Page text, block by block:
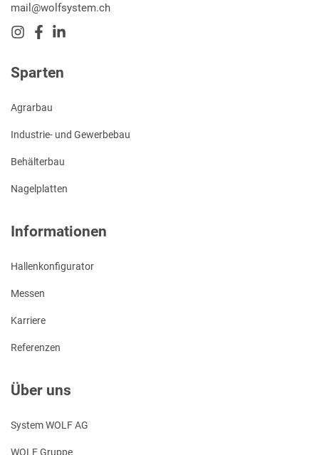
mail@wolfsystem.ch
Sparten
Agrarbau
Industrie- und Gewerbebau
Behälterbau
Nagelplatten
Informationen
Hallenkonfigurator
Messen
Karriere
Referenzen
Über uns
System WOLF AG
WOLF Gruppe